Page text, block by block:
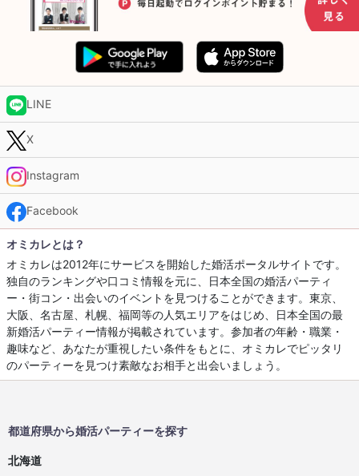
LINE
X
Instagram
Facebook
オミカレとは？
オミカレは2012年にサービスを開始した婚活ポータルサイトです。
独自のランキングや口コミ情報を元に、日本全国の婚活パーティ
ー・街コン・出会いのイベントを見つけることができます。東京、
大阪、名古屋、札幌、福岡等の人気エリアをはじめ、日本全国の最
新婚活パーティー情報が掲載されています。参加者の年齢・職業・
趣味など、あなたが重視したい条件をもとに、オミカレでピッタリ
のパーティーを見つけ素敵なお相手と出会いましょう。
都道府県から婚活パーティーを探す
北海道